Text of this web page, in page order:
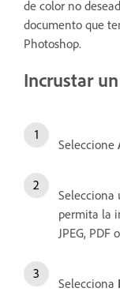
de color no
documento que
Photoshop.
Incrustar
Seleccione
Selecciona
permita la
JPEG, PDF
Selecciona